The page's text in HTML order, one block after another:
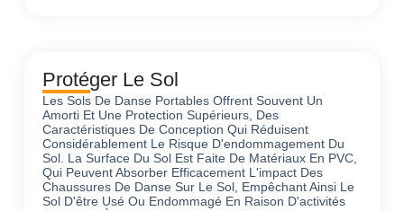
Protéger Le Sol
Les Sols De Danse Portables Offrent Souvent Un
Amorti Et Une Protection Supérieurs, Des
Caractéristiques De Conception Qui Réduisent
Considérablement Le Risque D'endommagement Du
Sol. La Surface Du Sol Est Faite De Matériaux En PVC,
Qui Peuvent Absorber Efficacement L'impact Des
Chaussures De Danse Sur Le Sol, Empêchant Ainsi Le
Sol D'être Usé Ou Endommagé En Raison D'activités